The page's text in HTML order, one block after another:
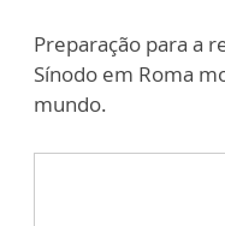
Preparação para a
Sínodo em Roma
mundo.